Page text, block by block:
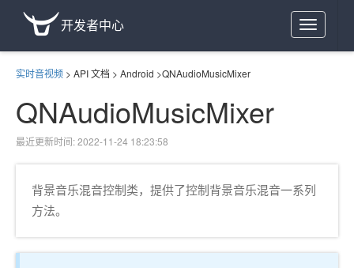
Toggle
navigation
开发者中心
实时音视频 > API 文档 > Android >QNAudioMusicMixer
QNAudioMusicMixer
最近更新时间: 2022-11-24 18:23:58
背景音乐混音控制类，提供了控制背景音乐混音一系列
方法。